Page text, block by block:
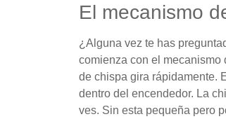
El mecanismo
¿Alguna vez te has
comienza con el mecanismo
de chispa gira rápidamente.
dentro del encendedor. La
ves. Sin esta pequeña pero